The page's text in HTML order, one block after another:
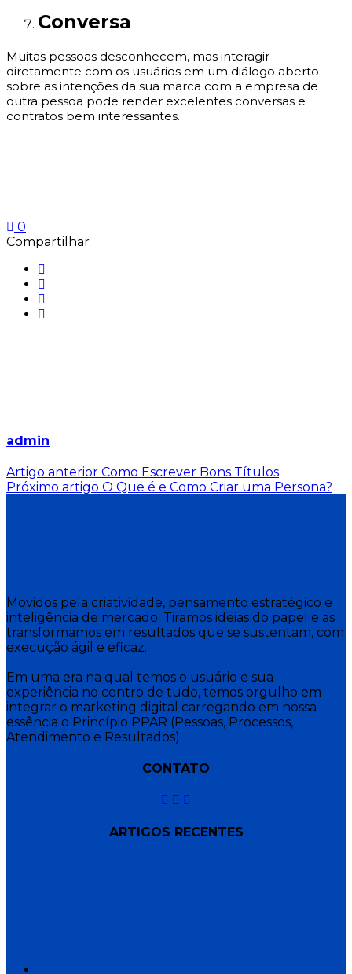
Conversa
Muitas pessoas desconhecem, mas interagir
diretamente com os usuários em um diálogo aberto
sobre as intenções da sua marca com a empresa de
outra pessoa pode render excelentes conversas e
contratos bem interessantes.
0
Compartilhar
admin
Artigo anterior Como Escrever Bons Títulos
Próximo artigo O Que é e Como Criar uma Persona?
Movidos pela criatividade, pensamento estratégico e
inteligência de mercado. Tiramos ideias do papel e as
transformamos em resultados que se sustentam, com
execução ágil e eficaz.
Em uma era na qual temos o usuário e sua
experiência no centro de tudo, temos orgulho em
integrar o marketing digital carregando em nossa
essência o Princípio PPAR (Pessoas, Processos,
Atendimento e Resultados).
CONTATO
ARTIGOS RECENTES